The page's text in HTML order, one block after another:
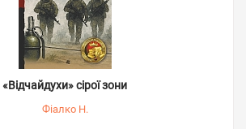
«Відчайдухи» сірої зони
Фіалко Н.